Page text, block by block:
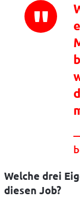
Welche drei
diesen Job?